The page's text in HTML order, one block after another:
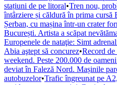
stațiuni de pe litoral•Tren nou,
întârziere și căldură în prima cursă
Șerban, cu mașina într-un crater
București. Artista a scăpat
Europenele de nataţie: Simt
Abia aştept să concurez•Record
weekend. Peste 200.000 de
deviat în Faleză Nord. Mașinile
autobuzelor•Trafic îngreunat pe